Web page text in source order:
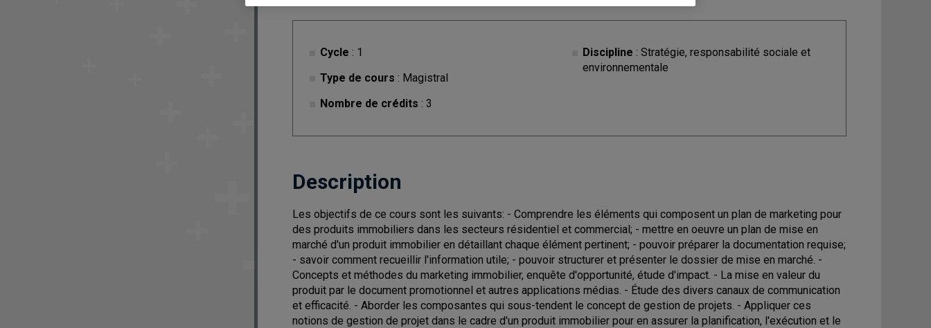
Cycle : 1
Type de cours : Magistral
Nombre de crédits : 3
Discipline : Stratégie, responsabilité sociale et
environnementale
Description
Les objectifs de ce cours sont les suivants: - Comprendre les éléments qui composent un plan de marketing pour
des produits immobiliers dans les secteurs résidentiel et commercial; - mettre en oeuvre un plan de mise en
marché d'un produit immobilier en détaillant chaque élément pertinent; - pouvoir préparer la documentation requise;
- savoir comment recueillir l'information utile; - pouvoir structurer et présenter le dossier de mise en marché. -
Concepts et méthodes du marketing immobilier, enquête d'opportunité, étude d'impact. - La mise en valeur du
produit par le document promotionnel et autres applications médias. - Étude des divers canaux de communication
et efficacité. - Aborder les composantes qui sous-tendent le concept de gestion de projets. - Appliquer ces
notions de gestion de projet dans le cadre d'un produit immobilier pour en assurer la planification, l'exécution et le